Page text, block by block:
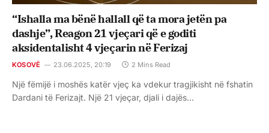
“Ishalla ma bënë hallall që ta mora jetën pa
dashje”, Reagon 21 vjeçari që e goditi
aksidentalisht 4 vjeçarin në Ferizaj
KOSOVË 23.06.2025, 20:19 2 Mins Read
Një fëmijë i moshës katër vjeç ka vdekur tragjikisht në fshatin
Dardani të Ferizajt. Një 21 vjeçar, djali i dajës…